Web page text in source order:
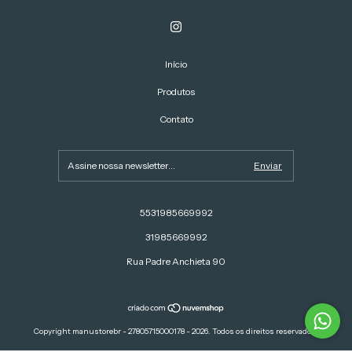
Início
Produtos
Contato
5531985669992
31985669992
Rua Padre Anchieta 90
Copyright manustorebr - 27805715000178 - 2026. Todos os direitos reservados.